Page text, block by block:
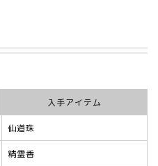
入手アイテム
仙道珠
精霊香